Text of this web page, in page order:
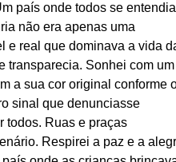
país onde todos se
não era apenas uma
e real que dominava a vida
transparecia. Sonhei com um
a sua cor original conforme
sinal que denunciasse
todos. Ruas e praças
Respirei a paz e a